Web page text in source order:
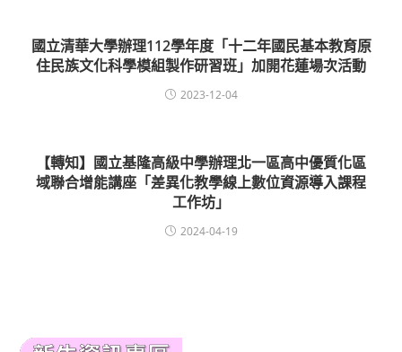
國立清華大學辦理112學年度「十二年國民基本教育原
住民族文化科學模組製作研習班」加開花蓮場次活動
2023-12-04
【轉知】國立基隆高級中學辦理北一區高中優質化區
域聯合增能講座「差異化教學線上數位資源導入課程
工作坊」
2024-04-19